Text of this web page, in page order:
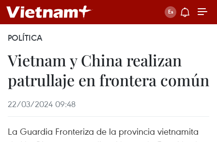
POLÍTICA
Vietnam y China realizan
patrullaje en frontera común
22/03/2024 09:48
La Guardia Fronteriza de la provincia vietnamita